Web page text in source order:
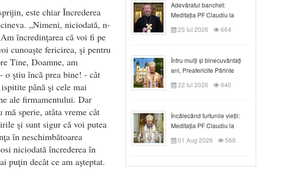
este chiar Încrederea
„Nimeni, niciodată, n-
încredinţarea că voi fi pe
cunoaşte fericirea, şi pentru
Tine, Doamne, am
o ştiu încă prea bine! - cât
până şi cele mai
ale firmamentului. Dar
sperie, atâta vreme cât
şi sunt sigur că voi putea
în neschimbătoarea
niciodată încrederea în
puţin decât ce am aşteptat.
Adevăratul banchet:
Meditația PF Claudiu la
Duminica a VIII-a după
Rusalii
25 Iul 2026 664
Întru mulți și binecuvântați
ani, Preafericite Părinte
Claudiu!
22 Iul 2026 640
Încălecând furtunile vieții:
Meditația PF Claudiu la
Duminica a IX-a după Rusalii
01 Aug 2026 568